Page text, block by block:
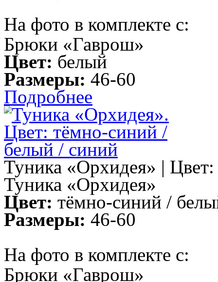
На фото в комплекте с:
Брюки «Гаврош»
Цвет: белый
Размеры: 46-60
Подробнее
Туника «Орхидея» |
Туника «Орхидея»
Цвет: тёмно-синий /
Размеры: 46-60
На фото в комплекте с:
Брюки «Гаврош»